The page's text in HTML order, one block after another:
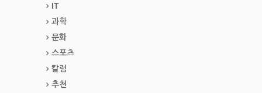
IT
과학
문화
스포츠
칼럼
추천